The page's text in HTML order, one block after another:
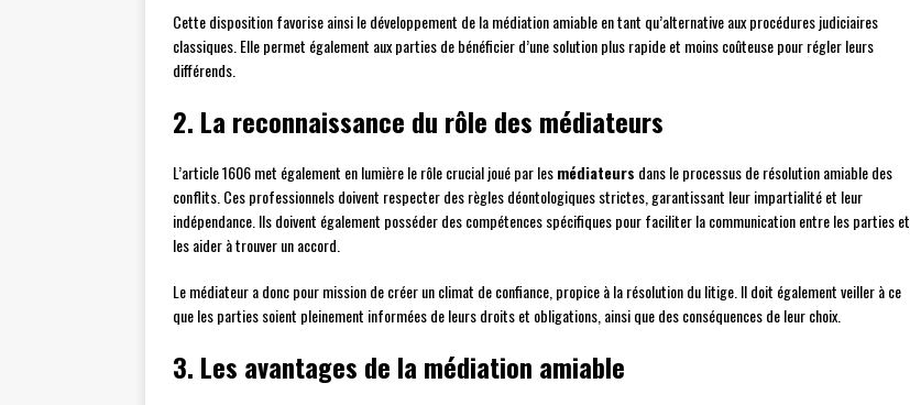
Cette disposition favorise ainsi le développement de la médiation amiable en tant qu’alternative aux procédures judiciaires
classiques. Elle permet également aux parties de bénéficier d’une solution plus rapide et moins coûteuse pour régler leurs
différends.
2. La reconnaissance du rôle des médiateurs
L’article 1606 met également en lumière le rôle crucial joué par lesmédiateurs dans le processus de résolution amiable des
conflits. Ces professionnels doivent respecter des règles déontologiques strictes, garantissant leur impartialité et leur
indépendance. Ils doivent également posséder des compétences spécifiques pour faciliter la communication entre les parties et
les aider à trouver un accord.
Le médiateur a donc pour mission de créer un climat de confiance, propice à la résolution du litige. Il doit également veiller à ce
que les parties soient pleinement informées de leurs droits et obligations, ainsi que des conséquences de leur choix.
3. Les avantages de la médiation amiable